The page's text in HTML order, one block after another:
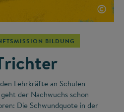
©
BILDUNG
Lehrkräfte an Schulen
der Nachwuchs schon
Die Schwundquote in der